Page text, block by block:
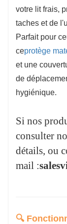
votre lit frais,
taches et de
Parfait pour
ceprotège
et une
de
hygiénique.
Si nos
consulter
détails, ou
mail :
🔍